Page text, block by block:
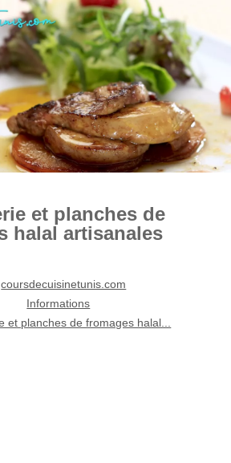
et planches de
halal artisanales
coursdecuisinetunis.com
Informations
et planches de fromages halal...